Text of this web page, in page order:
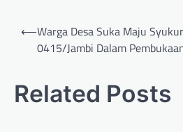
⟵Warga Desa Suka Maju
0415/Jambi Dalam
Related Posts